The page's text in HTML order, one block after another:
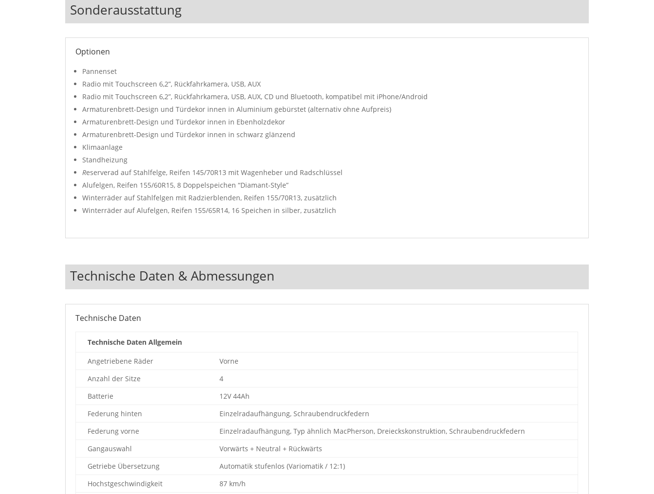
Sonderausstattung
Optionen
Pannenset
Radio mit Touchscreen 6,2”, Rückfahrkamera, USB, AUX
Radio mit Touchscreen 6,2”, Rückfahrkamera, USB, AUX, CD und Bluetooth, kompatibel mit iPhone/Android
Armaturenbrett-Design und Türdekor innen in Aluminium gebürstet (alternativ ohne Aufpreis)
Armaturenbrett-Design und Türdekor innen in Ebenholzdekor
Armaturenbrett-Design und Türdekor innen in schwarz glänzend
Klimaanlage
Standheizung
Reserverad auf Stahlfelge, Reifen 145/70R13 mit Wagenheber und Radschlüssel
Alufelgen, Reifen 155/60R15, 8 Doppelspeichen “Diamant-Style”
Winterräder auf Stahlfelgen mit Radzierblenden, Reifen 155/70R13, zusätzlich
Winterräder auf Alufelgen, Reifen 155/65R14, 16 Speichen in silber, zusätzlich
Technische Daten & Abmessungen
Technische Daten
Technische Daten Allgemein
Angetriebene Räder
Vorne
Anzahl der Sitze
4
Batterie
12V 44Ah
Federung hinten
Einzelradaufhängung, Schraubendruckfedern
Federung vorne
Einzelradaufhängung, Typ ähnlich MacPherson, Dreieckskonstruktion, Schraubendruckfedern
Gangauswahl
Vorwärts + Neutral + Rückwärts
Getriebe Übersetzung
Automatik stufenlos (Variomatik / 12:1)
Hochstgeschwindigkeit
87 km/h